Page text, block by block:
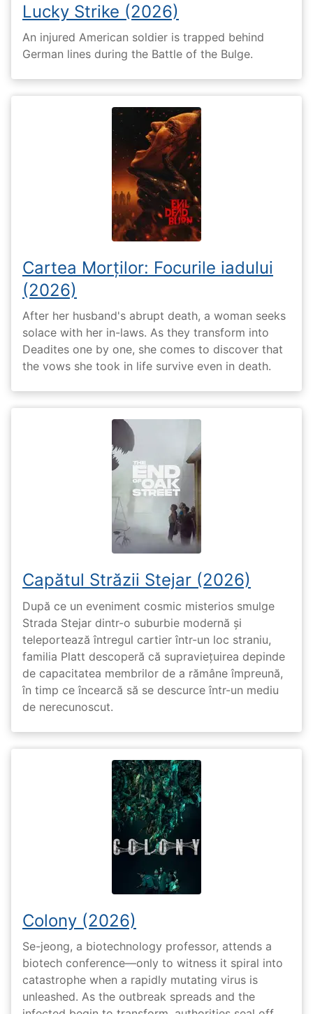
Lucky Strike (2026)
An injured American soldier is trapped behind
German lines during the Battle of the Bulge.
Cartea Morților: Focurile iadului
(2026)
After her husband's abrupt death, a woman seeks
solace with her in-laws. As they transform into
Deadites one by one, she comes to discover that
the vows she took in life survive even in death.
Capătul Străzii Stejar (2026)
După ce un eveniment cosmic misterios smulge
Strada Stejar dintr-o suburbie modernă și
teleportează întregul cartier într-un loc straniu,
familia Platt descoperă că supraviețuirea depinde
de capacitatea membrilor de a rămâne împreună,
în timp ce încearcă să se descurce într-un mediu
de nerecunoscut.
Colony (2026)
Se-jeong, a biotechnology professor, attends a
biotech conference—only to witness it spiral into
catastrophe when a rapidly mutating virus is
unleashed. As the outbreak spreads and the